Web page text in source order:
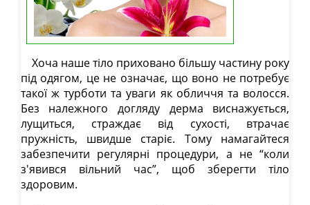
Хоча наше тіло приховано більшу частину року
під одягом, це не означає, що воно не потребує
такої ж турботи та уваги як обличчя та волосся.
Без належного догляду дерма виснажується,
лущиться, страждає від сухості, втрачає
пружність, швидше старіє. Тому намагайтеся
забезпечити регулярні процедури, а не “коли
з'явився вільний час”, щоб зберегти тіло
здоровим.